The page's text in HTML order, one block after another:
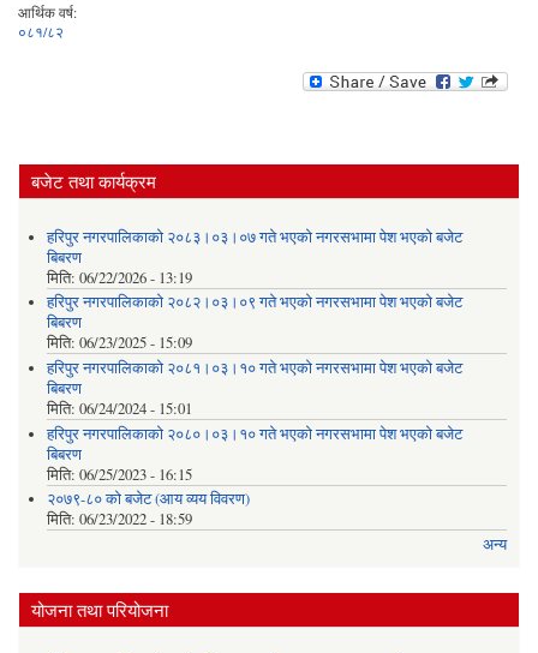
आर्थिक वर्ष:
०८१/८२
बजेट तथा कार्यक्रम
हरिपुर नगरपालिकाको २०८३।०३।०७ गते भएको नगरसभामा पेश भएको बजेट
बिबरण
मिति: 06/22/2026 - 13:19
हरिपुर नगरपालिकाको २०८२।०३।०९ गते भएको नगरसभामा पेश भएको बजेट
बिबरण
मिति: 06/23/2025 - 15:09
हरिपुर नगरपालिकाको २०८१।०३।१० गते भएको नगरसभामा पेश भएको बजेट
बिबरण
मिति: 06/24/2024 - 15:01
हरिपुर नगरपालिकाको २०८०।०३।१० गते भएको नगरसभामा पेश भएको बजेट
बिबरण
मिति: 06/25/2023 - 16:15
२०७९-८० को बजेट (आय व्यय विवरण)
मिति: 06/23/2022 - 18:59
अन्य
योजना तथा परियोजना